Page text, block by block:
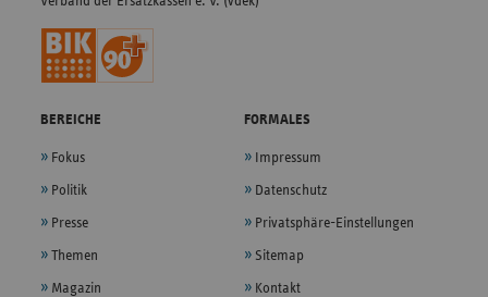
BEREICHE
Fokus
Politik
Presse
Themen
Magazin
FORMALES
Impressum
Datenschutz
Privatsphäre-Einstellungen
Sitemap
Kontakt